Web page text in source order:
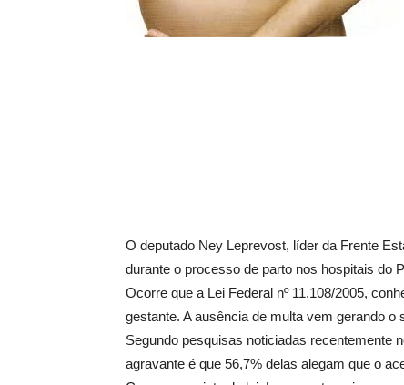
O deputado Ney Leprevost, líder da Frente
durante o processo de parto nos hospitais do
Ocorre que a Lei Federal nº 11.108/2005,
gestante. A ausência de multa vem gerando o
Segundo pesquisas noticiadas recentemente
agravante é que 56,7% delas alegam que o